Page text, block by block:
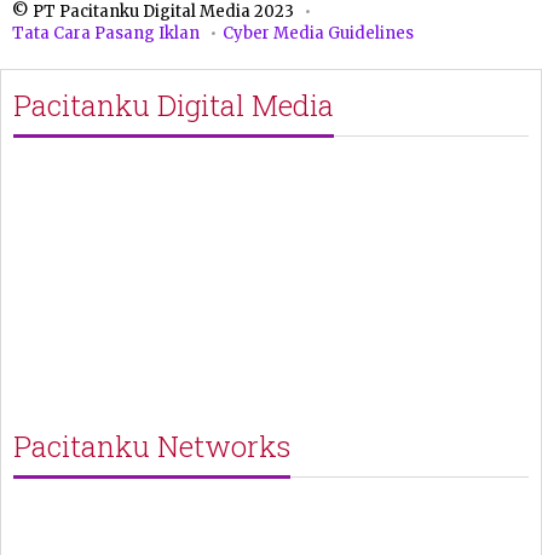
© PT Pacitanku Digital Media 2023
Tata Cara Pasang Iklan
Cyber Media Guidelines
Pacitanku Digital Media
Pacitanku Networks